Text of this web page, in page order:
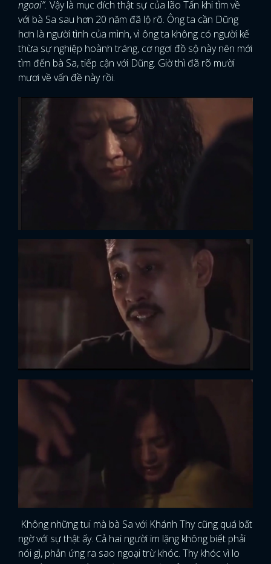
ngoai”. Vậy là mục đích thật sự của lão Tấn khi tìm về
với bà Sa sau hơn 20 năm đã lộ rõ. Ông ta cần Dũng
hơn là người tình của mình, vì ông ta không có người kế
thừa sự nghiệp hoành tráng, cơ ngơi đồ sộ này nên mới
tìm đến bà Sa, tiếp cận với Dũng. Giờ thì đã rõ mười
mươi về vấn đề này rồi.
Không những tui mà bà Sa với Khánh Thy cũng quá bất
ngờ với sự thật ấy. Cả hai người im lặng không biết phải
nói gì, phản ứng ra sao ngoại trừ khóc. Thy khóc vì lo